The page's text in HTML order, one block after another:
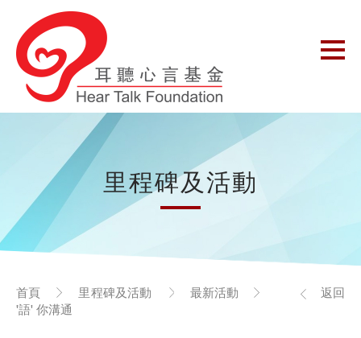
里程碑及活動
首頁 里程碑及活動
最新活動
'語' 你溝通
返回